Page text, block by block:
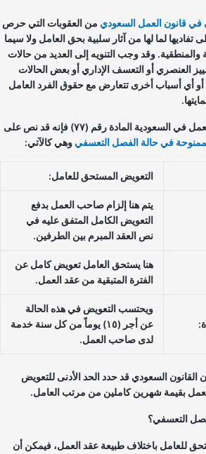
البشرية، يتم ادخال جميع البيانات
والاثباتات وتعمل وزارة الموارد البشرية على
ودياً خلال (٢١) يوم من تاريخ الشكوى. وفي حال عدم حل النزاع
المحكمة العمالية لتفصل بها.
قانون العمل السعوديمن العقوبات التي حرص
لما لها من آثار سلبية بحق العامل ولا سيما
وقد وجب التنويه إلى العديد من حالات
العنصري أو التعسف الإداري أو بعض الحالات
أي أسباب أخرى تتعارض مع حقوق الفرد العامل
وبالنظر الى نصوص قانون العمل في السعودية المادة رقم (٧٧) فإنه قد نص على
في حالة الفصل التعسفيوهي كالآتي:
التعويض المستحق للعامل:
يتم هنا إلزام صاحب العمل بدفع
التعويض الكامل المتفق عليه في
نص العقد المبرم بين الطرفين.
هنا يستحق العامل تعويض كامل عن
الفترة المتبقية من عقد العمل.
ويحتسب التعويض في هذه الحالة
عن أجر (١٥) يوماً من كل سنة خدمة
لدى صاحب العمل.
السعودي قد حدد الحد الأدنى للتعويض
بقيمة شهرين كاملين من مرتب العامل.
التعسفي؟
للعامل باختلاف طبيعة عقد العمل، فيمكن أن